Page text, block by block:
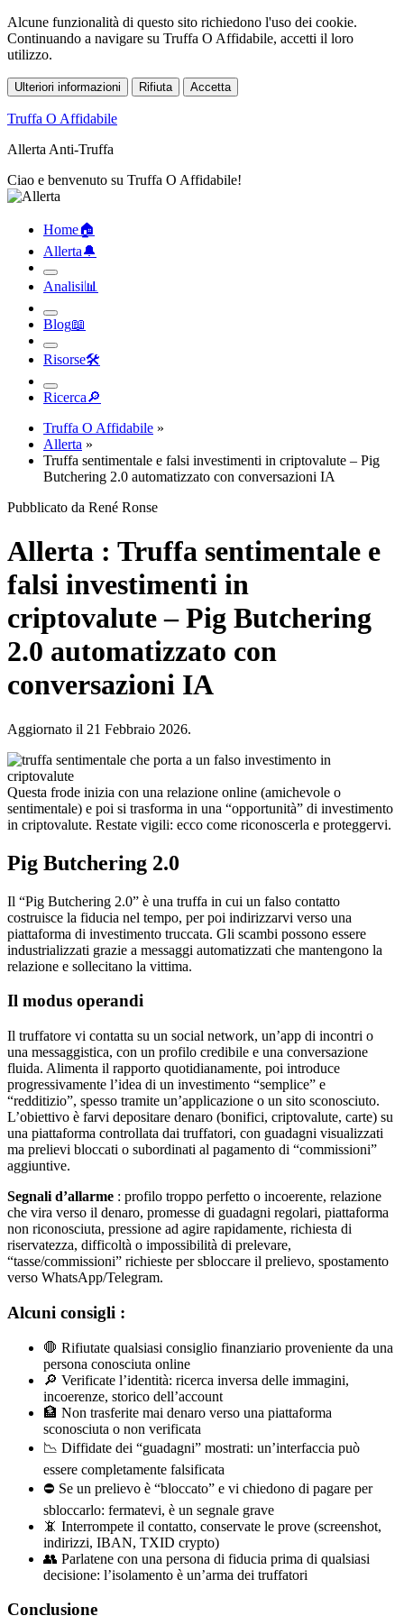
Alcune funzionalità di questo sito richiedono l'uso dei cookie.
Continuando a navigare su Truffa O Affidabile, accetti il loro
utilizzo.
Ulteriori informazioni Rifiuta Accetta
Truffa O Affidabile
Allerta Anti-Truffa
Ciao e benvenuto su Truffa O Affidabile!
Home🏠︎
Allerta🔔︎
Analisi📊︎
Blog📖︎
Risorse🛠︎
Ricerca🔎︎
Truffa O Affidabile »
Allerta »
Truffa sentimentale e falsi investimenti in criptovalute – Pig
Butchering 2.0 automatizzato con conversazioni IA
Pubblicato da René Ronse
Allerta : Truffa sentimentale e
falsi investimenti in
criptovalute – Pig Butchering
2.0 automatizzato con
conversazioni IA
Aggiornato il 21 Febbraio 2026.
Questa frode inizia con una relazione online (amichevole o
sentimentale) e poi si trasforma in una “opportunità” di investimento
in criptovalute. Restate vigili: ecco come riconoscerla e proteggervi.
Pig Butchering 2.0
Il “Pig Butchering 2.0” è una truffa in cui un falso contatto
costruisce la fiducia nel tempo, per poi indirizzarvi verso una
piattaforma di investimento truccata. Gli scambi possono essere
industrializzati grazie a messaggi automatizzati che mantengono la
relazione e sollecitano la vittima.
Il modus operandi
Il truffatore vi contatta su un social network, un’app di incontri o
una messaggistica, con un profilo credibile e una conversazione
fluida. Alimenta il rapporto quotidianamente, poi introduce
progressivamente l’idea di un investimento “semplice” e
“redditizio”, spesso tramite un’applicazione o un sito sconosciuto.
L’obiettivo è farvi depositare denaro (bonifici, criptovalute, carte) su
una piattaforma controllata dai truffatori, con guadagni visualizzati
ma prelievi bloccati o subordinati al pagamento di “commissioni”
aggiuntive.
Segnali d’allarme : profilo troppo perfetto o incoerente, relazione
che vira verso il denaro, promesse di guadagni regolari, piattaforma
non riconosciuta, pressione ad agire rapidamente, richiesta di
riservatezza, difficoltà o impossibilità di prelevare,
“tasse/commissioni” richieste per sbloccare il prelievo, spostamento
verso WhatsApp/Telegram.
Alcuni consigli :
🛑 Rifiutate qualsiasi consiglio finanziario proveniente da una
persona conosciuta online
🔎 Verificate l’identità: ricerca inversa delle immagini,
incoerenze, storico dell’account
🏦 Non trasferite mai denaro verso una piattaforma
sconosciuta o non verificata
📉 Diffidate dei “guadagni” mostrati: un’interfaccia può
essere completamente falsificata
⛔ Se un prelievo è “bloccato” e vi chiedono di pagare per
sbloccarlo: fermatevi, è un segnale grave
📵 Interrompete il contatto, conservate le prove (screenshot,
indirizzi, IBAN, TXID crypto)
👥 Parlatene con una persona di fiducia prima di qualsiasi
decisione: l’isolamento è un’arma dei truffatori
Conclusione